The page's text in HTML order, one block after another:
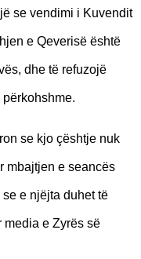
se vendimi i Kuvendit
e Qeverisë është
dhe të refuzojë
se kjo çështje nuk
mbajtjen e seancës
e njëjta duhet të
media e Zyrës së